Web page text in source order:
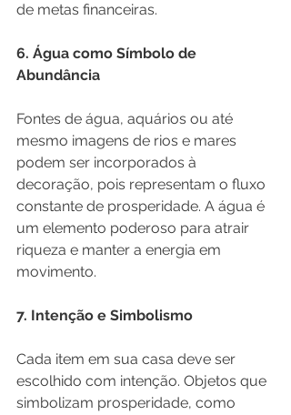
de metas financeiras.
6. Água como Símbolo de
Abundância
Fontes de água, aquários ou até
mesmo imagens de rios e mares
podem ser incorporados à
decoração, pois representam o fluxo
constante de prosperidade. A água é
um elemento poderoso para atrair
riqueza e manter a energia em
movimento.
7. Intenção e Simbolismo
Cada item em sua casa deve ser
escolhido com intenção. Objetos que
simbolizam prosperidade, como